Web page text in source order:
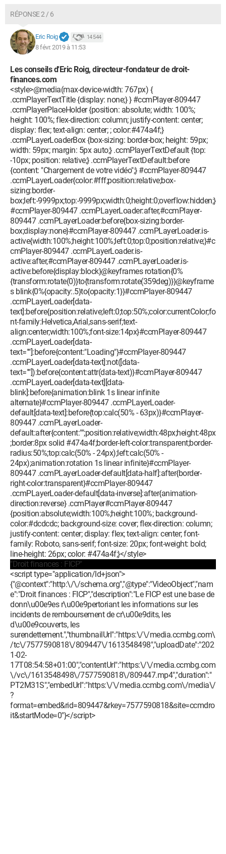
RÉPONSE 2 / 6
Eric Roig 14 544
8 févr. 2019 à 11:53
Les conseils d'Eric Roig, directeur-fondateur de droit-
finances.com
<style>@media(max-device-width: 767px) {
.ccmPlayerTextTitle {display: none;} } #ccmPlayer-809447
.ccmPlayerPlaceHolder {position: absolute; width: 100%;
height: 100%; flex-direction: column; justify-content: center;
display: flex; text-align: center; ; color:#474a4f;}
.ccmPLayerLoaderBox {box-sizing: border-box; height: 59px;
width: 59px; margin: 5px auto;} .ccmPlayerTextDefault {top:
-10px; position: relative;} .ccmPlayerTextDefault:before
{content: "Chargement de votre vidéo";} #ccmPlayer-809447
.ccmPLayerLoader{color:#fff;position:relative;box-
sizing:border-
box;left:-9999px;top:-9999px;width:0;height:0;overflow:hidden;}
#ccmPlayer-809447 .ccmPLayerLoader:after,#ccmPlayer-
809447 .ccmPLayerLoader:before{box-sizing:border-
box;display:none}#ccmPlayer-809447 .ccmPLayerLoader.is-
active{width:100%;height:100%;left:0;top:0;position:relative;}#c
cmPlayer-809447 .ccmPLayerLoader.is-
active:after,#ccmPlayer-809447 .ccmPLayerLoader.is-
active:before{display:block}@keyframes rotation{0%
{transform:rotate(0)}to{transform:rotate(359deg)}}@keyframe
s blink{0%{opacity:.5}to{opacity:1}}#ccmPlayer-809447
.ccmPLayerLoader[data-
text]:before{position:relative;left:0;top:50%;color:currentColor;fo
nt-family:Helvetica,Arial,sans-serif;text-
align:center;width:100%;font-size:14px}#ccmPlayer-809447
.ccmPLayerLoader[data-
text=""]:before{content:"Loading"}#ccmPlayer-809447
.ccmPLayerLoader[data-text]:not([data-
text=""]):before{content:attr(data-text)}#ccmPlayer-809447
.ccmPLayerLoader[data-text][data-
blink]:before{animation:blink 1s linear infinite
alternate}#ccmPlayer-809447 .ccmPLayerLoader-
default[data-text]:before{top:calc(50% - 63px)}#ccmPlayer-
809447 .ccmPLayerLoader-
default:after{content:"";position:relative;width:48px;height:48px
;border:8px solid #474a4f;border-left-color:transparent;border-
radius:50%;top:calc(50% - 24px);left:calc(50% -
24px);animation:rotation 1s linear infinite}#ccmPlayer-
809447 .ccmPLayerLoader-default[data-half]:after{border-
right-color:transparent}#ccmPlayer-809447
.ccmPLayerLoader-default[data-inverse]:after{animation-
direction:reverse} .ccmPlayer#ccmPlayer-809447
{position:absolute;width:100%;height:100%; background-
color:#dcdcdc; background-size: cover; flex-direction: column;
justify-content: center; display: flex; text-align: center; font-
family: Roboto, sans-serif; font-size: 20px; font-weight: bold;
line-height: 26px; color: #474a4f;}</style>
"Droit finances : FICP"
<script type="application/ld+json">
{"@context":"http:\/\/schema.org","@type":"VideoObject","nam
e":"Droit finances : FICP","description":"Le FICP est une base de
donn\u00e9es r\u00e9pertoriant les informations sur les
incidents de remboursement de cr\u00e9dits, les
d\u00e9couverts, les
surendettement.","thumbnailUrl":"https:\/\/media.ccmbg.com\
/tc\/7577590818\/809447\/1613548498","uploadDate":"202
1-02-
17T08:54:58+01:00","contentUrl":"https:\/\/media.ccmbg.com
\/vc\/1613548498\/7577590818\/809447.mp4","duration":"
PT2M31S","embedUrl":"https:\/\/media.ccmbg.com\/media\/
?
format=embed&rid=809447&rkey=7577590818&site=ccmdro
it&startMode=0"}</script>